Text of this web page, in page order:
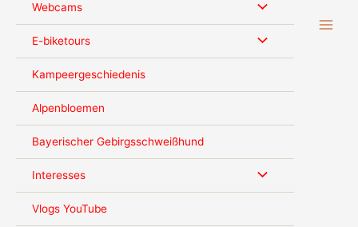
Webcams
E-biketours
Kampeergeschiedenis
Alpenbloemen
Bayerischer Gebirgsschweißhund
Interesses
Vlogs YouTube